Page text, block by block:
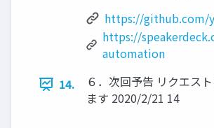
https://github.com/
https://
automation
14.
６．次回予告 リクエス
ます 2020/2/21 14